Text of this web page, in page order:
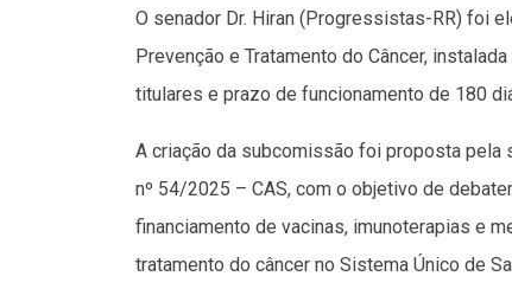
O senador Dr. Hiran (Progressistas-RR) foi
Prevenção e Tratamento do Câncer,
titulares e prazo de funcionamento de 180
A criação da subcomissão foi proposta pela
nº 54/2025 – CAS, com o objetivo de
financiamento de vacinas, imunoterapias e
tratamento do câncer no Sistema Único de